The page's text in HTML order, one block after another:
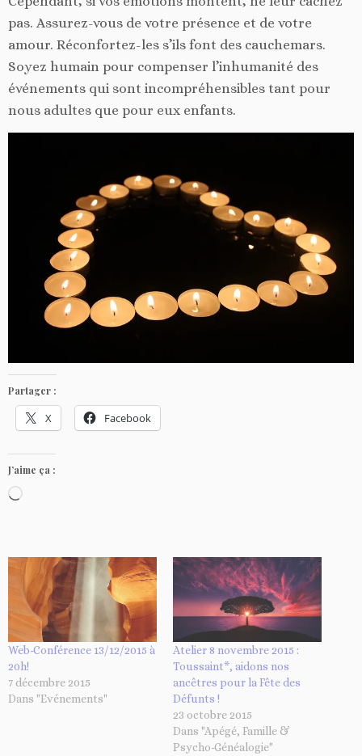
pas. Assurez-vous de votre présence et de votre
amour. Réconfortez-les s’ils font des cauchemars.
Soyez humain pour compenser l’inhumanité des
événements qui sont incompréhensibles tant pour
nous adultes que pour eux enfants.
Partager :
X Facebook
J’aime ça :
r
g
e
e
n
Web-Conférence 13/12/2015 à
20h!
7 décembre 2015
Dans "Evénements"
Atelier 8 novembre 2015 :
Toussaint*, aidons nos
ancêtres pour la Fête des
Défunts !
23 octobre 2015
Dans "Apégé, Famille &
Psycho-Généalogie"